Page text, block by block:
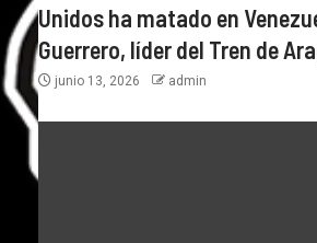
Unidos ha matado en
Guerrero, líder del Tren de
junio 13, 2026 admin